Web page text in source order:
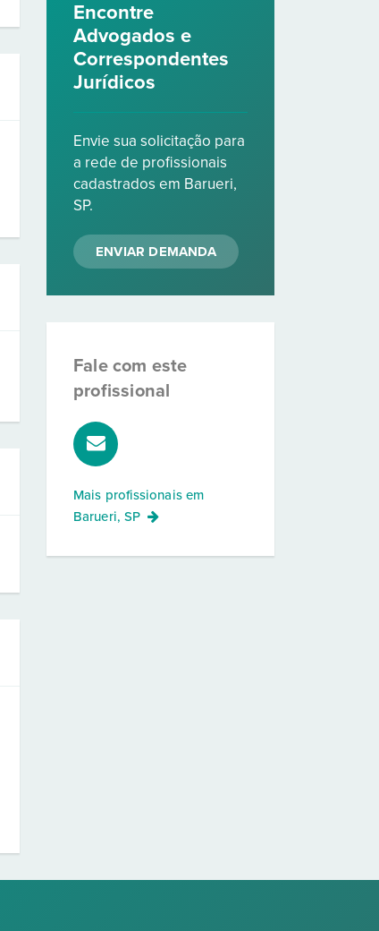
Encontre
Advogados e
Correspondentes
Jurídicos
Envie sua solicitação para
a rede de profissionais
cadastrados em Barueri,
SP.
ENVIAR DEMANDA
Fale com este
profissional
Mais profissionais em
Barueri, SP